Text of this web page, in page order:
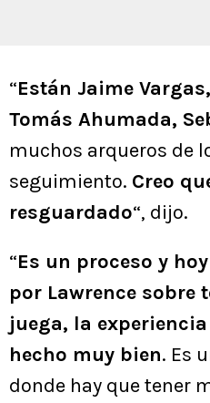
“Están Jaime
Tomás Ahumada,
muchos arqueros de
seguimiento. Creo
resguardado“, dijo.
“Es un proceso y
por Lawrence sobre
juega, la
hecho muy bien. Es
donde hay que tener